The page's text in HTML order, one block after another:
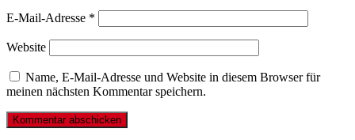
E-Mail-Adresse *
Website
Name, E-Mail-Adresse und Website in diesem Browser für
meinen nächsten Kommentar speichern.